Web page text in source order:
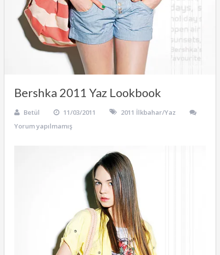
Bershka 2011 Yaz Lookbook
Betül 11/03/2011
2011 İlkbahar/Yaz
Yorum yapılmamış